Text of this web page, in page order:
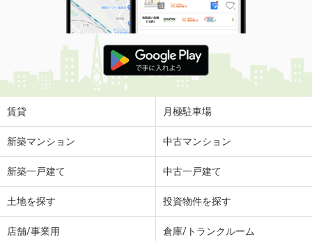
賃貸 月極駐車場
新築マンション 中古マンション
新築一戸建て 中古一戸建て
土地を探す 投資物件を探す
店舗/事業用 倉庫/トランクルーム